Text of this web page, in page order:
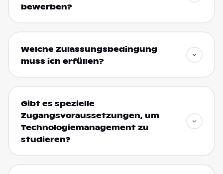
bewerben?
Welche Zulassungsbedingung
muss ich erfüllen?
Gibt es spezielle
Zugangsvoraussetzungen, um
Technologiemanagement zu
studieren?